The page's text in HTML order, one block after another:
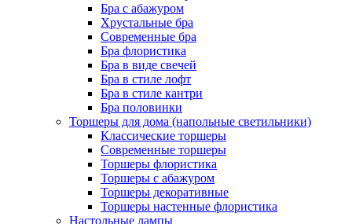
Бра с абажуром
Хрустальные бра
Современные бра
Бра флористика
Бра в виде свечей
Бра в стиле лофт
Бра в стиле кантри
Бра половинки
Торшеры для дома (напольные светильники)
Классические торшеры
Современные торшеры
Торшеры флористика
Торшеры с абажуром
Торшеры декоративные
Торшеры настенные флористика
Настольные лампы